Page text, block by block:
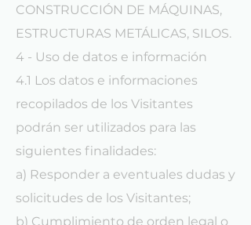
CONSTRUCCIÓN DE MÁQUINAS,
ESTRUCTURAS METÁLICAS, SILOS.
4 - Uso de datos e información
4.1 Los datos e informaciones
recopilados de los Visitantes
podrán ser utilizados para las
siguientes finalidades:
a) Responder a eventuales dudas y
solicitudes de los Visitantes;
b) Cumplimiento de orden legal o